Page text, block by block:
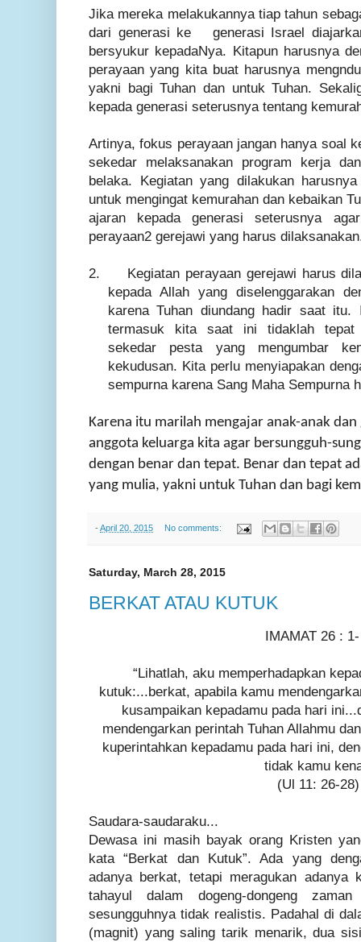
Jika mereka melakukannya tiap tahun
dari generasi ke generasi Israel
bersyukur kepadaNya. Kitapun harusnya
perayaan yang kita buat harusnya
yakni bagi Tuhan dan untuk Tuhan.
kepada generasi seterusnya tentang
Artinya, fokus perayaan jangan hanya soal
sekedar melaksanakan program kerja
belaka. Kegiatan yang dilakukan
untuk mengingat kemurahan dan kebaikan
ajaran kepada generasi seterusnya
perayaan2 gerejawi yang harus
2.
Kegiatan perayaan gerejawi harus
kepada Allah yang diselenggarakan
karena Tuhan diundang hadir saat
termasuk kita saat ini tidaklah tepat
sekedar pesta yang mengumbar
kekudusan. Kita perlu menyiapakan
sempurna karena Sang Maha Sempurna
Karena itu marilah mengajar anak-anak
anggota keluarga kita agar bersungguh-
dengan benar dan tepat. Benar dan tepat
yang mulia, yakni untuk Tuhan dan bagi
- April 20, 2015 No comments:
Saturday, March 28, 2015
BERKAT ATAU KUTUK
IMAMAT 26 :
“Lihatlah, aku memperhadapkan
kutuk:...berkat, apabila kamu
kusampaikan kepadamu pada hari
mendengarkan perintah Tuhan Allahmu
kuperintahkan kepadamu pada hari ini,
tidak kamu
(Ul 11: 26-28)
Saudara-saudaraku...
Dewasa ini masih bayak orang Kristen
kata “Berkat dan Kutuk”. Ada yang
adanya berkat, tetapi meragukan adanya
tahayul dalam dogeng-dongeng
sesungguhnya tidak realistis. Padahal di
(magnit) yang saling tarik menarik, dua